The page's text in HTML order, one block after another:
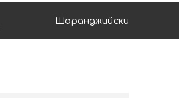
Шаранджийски